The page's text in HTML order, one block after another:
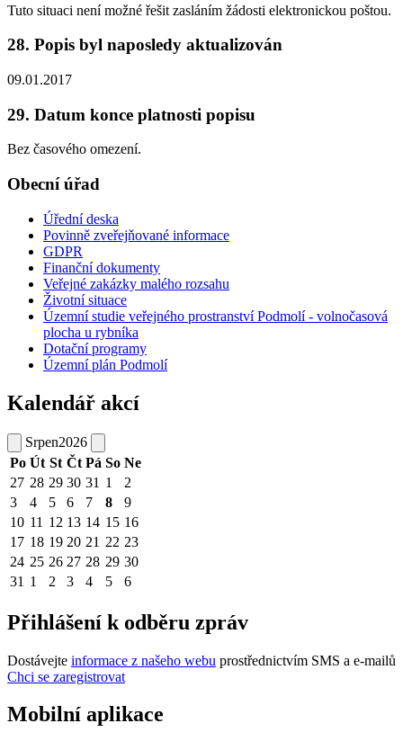
Tuto situaci není možné řešit zasláním žádosti elektronickou poštou.
28. Popis byl naposledy aktualizován
09.01.2017
29. Datum konce platnosti popisu
Bez časového omezení.
Obecní úřad
Úřední deska
Povinně zveřejňované informace
GDPR
Finanční dokumenty
Veřejné zakázky malého rozsahu
Životní situace
Územní studie veřejného prostranství Podmolí - volnočasová
plocha u rybníka
Dotační programy
Územní plán Podmolí
Kalendář akcí
Srpen2026
Po Út St Čt Pá So Ne
27 28 29 30 31 1
2
3
4 5 6 7 8
9
10 11 12 13 14 15 16
17 18 19 20 21 22 23
24 25 26 27 28 29 30
31 1 2 3 4 5 6
Přihlášení k odběru zpráv
Dostávejte informace z našeho webu prostřednictvím SMS a e-mailů
Chci se zaregistrovat
Mobilní aplikace